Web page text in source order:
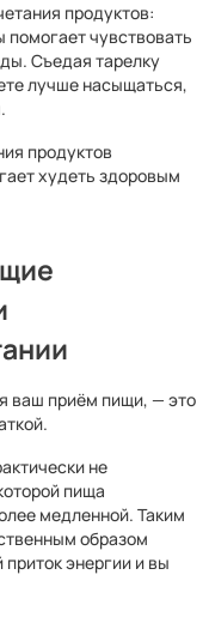
продуктов:
чувствовать
Съедая тарелку
лучше насыщаться,
продуктов
худеть здоровым
ваш приём пищи, — это
не
пища
медленной. Таким
образом
энергии и вы